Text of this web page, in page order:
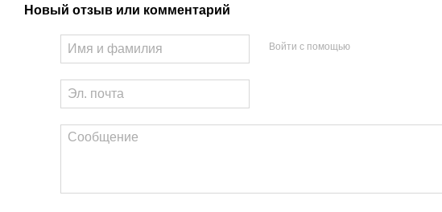
Новый отзыв или комментарий
Войти с помощью